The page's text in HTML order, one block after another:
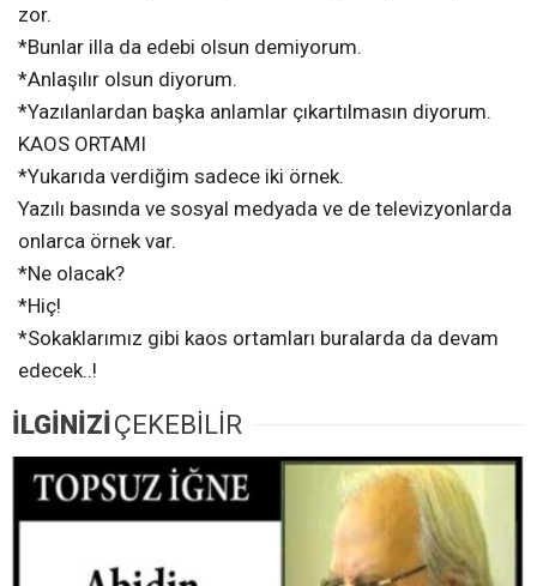
zor.
*Bunlar illa da edebi olsun demiyorum.
*Anlaşılır olsun diyorum.
*Yazılanlardan başka anlamlar çıkartılmasın diyorum.
KAOS ORTAMI
*Yukarıda verdiğim sadece iki örnek.
Yazılı basında ve sosyal medyada ve de televizyonlarda
onlarca örnek var.
*Ne olacak?
*Hiç!
*Sokaklarımız gibi kaos ortamları buralarda da devam
edecek..!
İLGİNİZİ ÇEKEBİLİR